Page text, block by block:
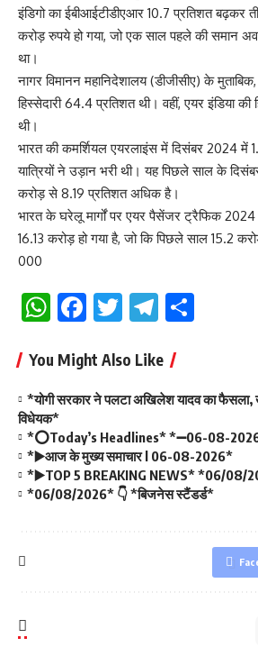
इंडिगो का ईबीआईटीडीएआर 10.7 प्रतिशत बढ़कर
करोड़ रुपये हो गया, जो एक साल पहले की समान
था।
नागर विमानन महानिदेशालय (डीजीसीए) के
हिस्सेदारी 64.4 प्रतिशत थी। वहीं, एयर इंडिया की
थी।
भारत की कमर्शियल एयरलाइंस में दिसंबर 2024
यात्रियों ने उड़ान भरी थी। यह पिछले साल के
करोड़ से 8.19 प्रतिशत अधिक है।
भारत के घरेलू मार्गों पर एयर पैसेंजर ट्रैफिक
16.13 करोड़ हो गया है, जो कि पिछले साल 15.2
000
WhatsApp
Facebook
Twitter
You Might Also Like
*योगी सरकार ने पलटा अखिलेश यादव का
विधेयक*
*⭕Today’s Headlines* *➖06-08-
*▶️आज के मुख्य समाचार l 06-08-2026*
*▶️TOP 5 BREAKING NEWS* *06/08/
*06/08/2026* 👇 *बिजनेस स्टैंडर्ड*